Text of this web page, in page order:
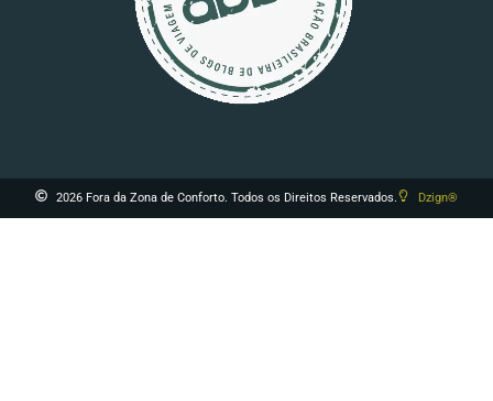
2026 Fora da Zona de Conforto. Todos os Direitos Reservados. Dzign®